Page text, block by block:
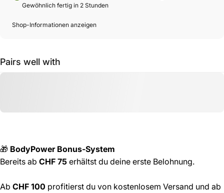
Gewöhnlich fertig in 2 Stunden
Shop-Informationen anzeigen
Pairs well with
🎁 BodyPower Bonus-System
Bereits ab CHF 75 erhältst du deine erste Belohnung.
Ab CHF 100 profitierst du von kostenlosem Versand und ab